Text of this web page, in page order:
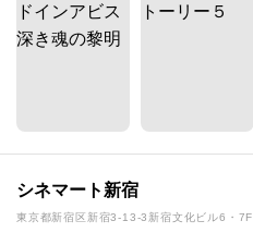
シネマート新宿
東京都新宿区新宿3-13-3新宿文化ビル6・7F